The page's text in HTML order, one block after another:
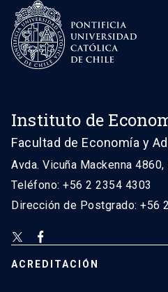
Instituto de
Facultad de Economía y
Avda. Vicuña Mackenna
Teléfono: +56 2 2354 4303
Dirección de Postgrado: +56
ACREDITACIÓN